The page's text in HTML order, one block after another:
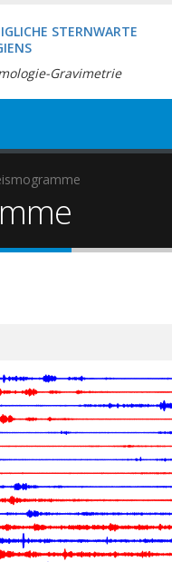
STERNWARTE
Gravimetrie